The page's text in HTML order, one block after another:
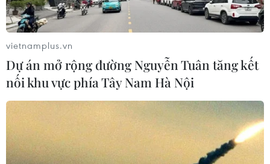
kéo phải nằm bãi
02/08/2026 09:42
Chiêm ngưỡng những mẫu
xe hiếm tại Triển lãm ProDvizhenie-
vietnamplus.vn
Dự án mở rộng đường Nguyễn Tuân tăng kết
nối khu vực phía Tây Nam Hà Nội